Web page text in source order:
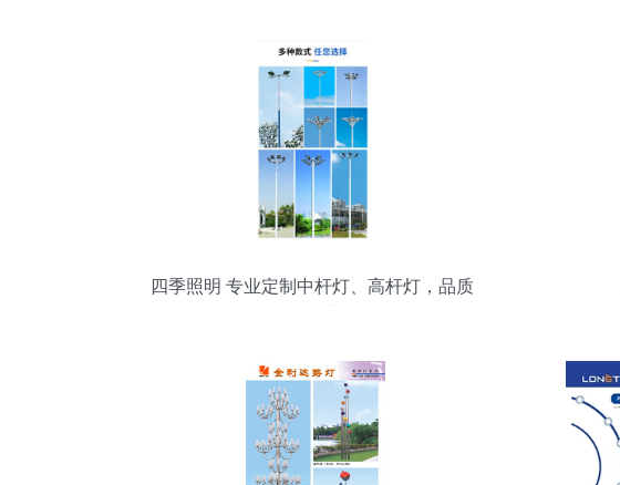
四季照明 专业定制中杆灯、高杆灯，品质